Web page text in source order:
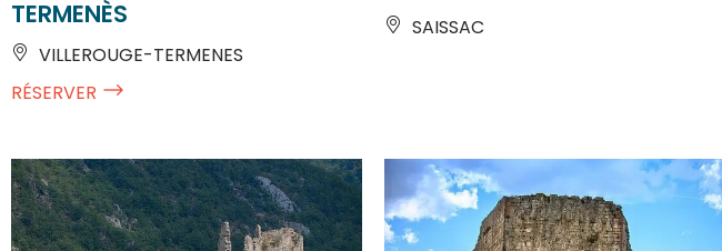
VILLEROUGE-TERMENES
RÉSERVER